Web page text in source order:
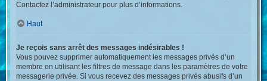
Contactez l’administrateur pour plus d’informations.
Haut
Je reçois sans arrêt des messages indésirables !
Vous pouvez supprimer automatiquement les messages privés d’un
membre en utilisant les filtres de message dans les paramètres de votre
messagerie privée. Si vous recevez des messages privés abusifs d’un